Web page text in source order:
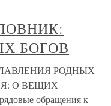
БОГОВ
РОДНЫХ
О ВЕЩИХ
обращения к